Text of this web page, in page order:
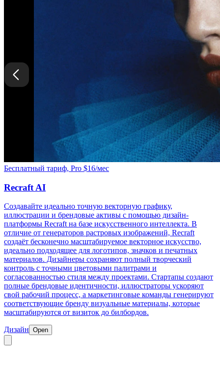
Бесплатный тариф, Pro $16/мес
Recraft AI
Создавайте идеально точную векторную графику,
иллюстрации и брендовые активы с помощью дизайн-
платформы Recraft на базе искусственного интеллекта. В
отличие от генераторов растровых изображений, Recraft
создаёт бесконечно масштабируемое векторное искусство,
идеально подходящее для логотипов, значков и печатных
материалов. Дизайнеры сохраняют полный творческий
контроль с точными цветовыми палитрами и
согласованностью стиля между проектами. Стартапы создают
полные брендовые идентичности, иллюстраторы ускоряют
свой рабочий процесс, а маркетинговые команды генерируют
соответствующие бренду визуальные материалы, которые
масштабируются от визиток до билбордов.
Дизайн Open